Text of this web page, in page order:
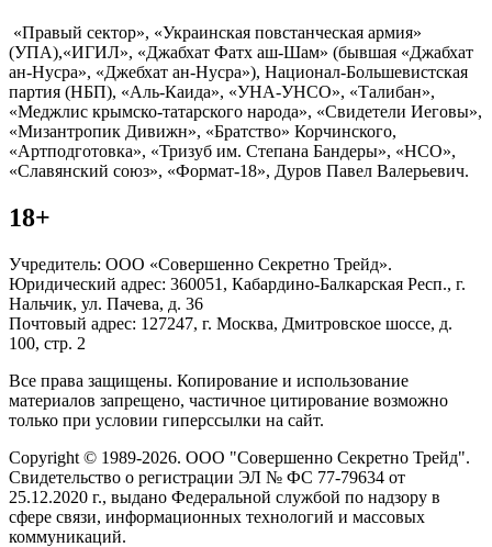
«Правый сектор», «Украинская повстанческая армия»
(УПА),«ИГИЛ», «Джабхат Фатх аш-Шам» (бывшая «Джабхат
ан-Нусра», «Джебхат ан-Нусра»), Национал-Большевистская
партия (НБП), «Аль-Каида», «УНА-УНСО», «Талибан»,
«Меджлис крымско-татарского народа», «Свидетели Иеговы»,
«Мизантропик Дивижн», «Братство» Корчинского,
«Артподготовка», «Тризуб им. Степана Бандеры», «НСО»,
«Славянский союз», «Формат-18», Дуров Павел Валерьевич.
18+
Учредитель: ООО «Совершенно Секретно Трейд».
Юридический адрес: 360051, Кабардино-Балкарская Респ., г.
Нальчик, ул. Пачева, д. 36
Почтовый адрес: 127247, г. Москва, Дмитровское шоссе, д.
100, стр. 2
Все права защищены. Копирование и использование
материалов запрещено, частичное цитирование возможно
только при условии гиперссылки на сайт.
Copyright © 1989-2026. ООО "Совершенно Секретно Трейд".
Свидетельство о регистрации ЭЛ № ФС 77-79634 от
25.12.2020 г., выдано Федеральной службой по надзору в
сфере связи, информационных технологий и массовых
коммуникаций.